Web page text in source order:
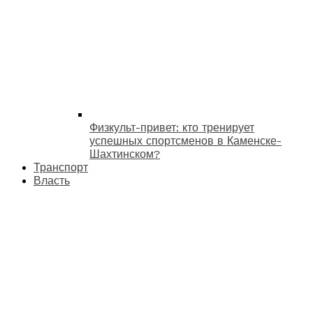
Физкульт-привет: кто тренирует
успешных спортсменов в Каменске-
Шахтинском?
Транспорт
Власть